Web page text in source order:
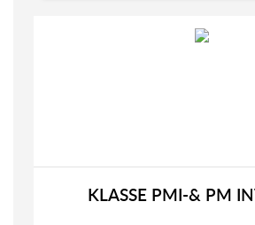
KLASSE PMI-& PM